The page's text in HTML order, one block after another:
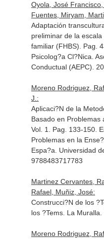
Oyola, José
Fuentes, Miryam,
Adaptación
preliminar de la
familiar (FHBS). Pag.
Psicolog?a Cl?Nica .
Conductual (AEPC).
Moreno Rodriguez,
J.:
Aplicaci?N de la
Basado en Problemas
Vol. 1. Pag. 133-150.
Problemas en la
Espa?a. Universidad
9788483717783
Martinez Cervantes,
Rafael, Muñiz, José:
Construcci?N de los
los ?Tems. La Muralla.
Moreno Rodriguez,